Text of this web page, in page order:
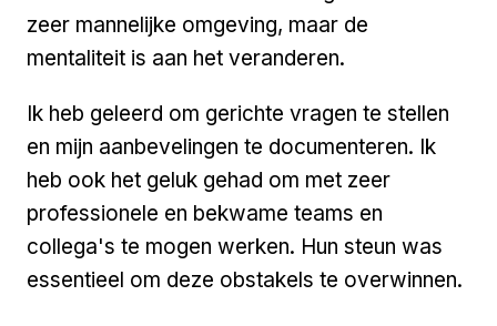
zeer mannelijke omgeving, maar de
mentaliteit is aan het veranderen.
Ik heb geleerd om gerichte vragen te stellen
en mijn aanbevelingen te documenteren. Ik
heb ook het geluk gehad om met zeer
professionele en bekwame teams en
collega's te mogen werken. Hun steun was
essentieel om deze obstakels te overwinnen.